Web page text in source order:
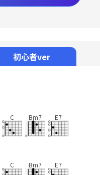
初心者ver
C Bm7 E7
C Bm7 E7